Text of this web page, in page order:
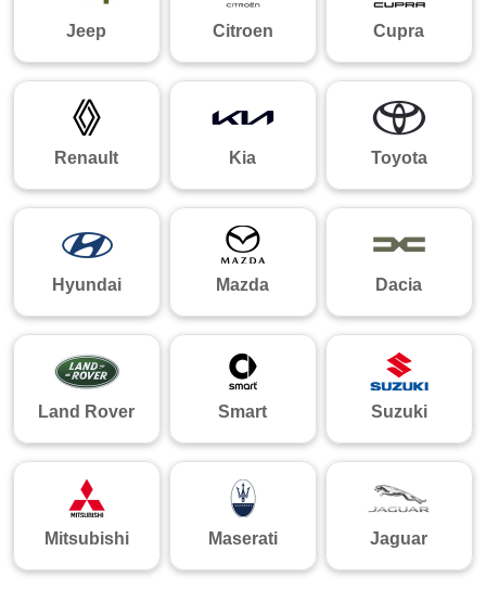
Jeep Citroen Cupra
Renault Kia Toyota
Hyundai Mazda Dacia
Land Rover Smart Suzuki
Mitsubishi Maserati Jaguar